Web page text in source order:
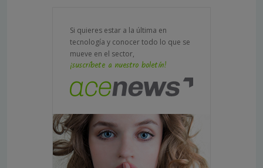
Si quieres estar a la última en
tecnología y conocer todo lo que se
mueve en el sector,
¡suscríbete a nuestro boletín!